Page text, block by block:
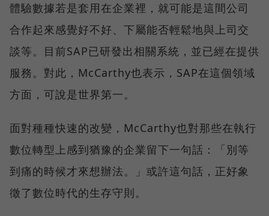
體驗數據若是套用在企業裡，就可能是這間公司
合作起來感覺好不好、下屬能否輕鬆地與上司交
談等。目前SAP已研發出相關系統，並已經在提供
服務。對此，McCarthy也表示，SAP在這個領域
方面，可說是世界第一。
面對種種快速的改變，McCarthy也對那些在執行
數位轉型上感到猶豫的企業留下一句話：「別等
到痛的時候才來想辦法。」或許這句話，正好象
徵了數位時代的生存守則。